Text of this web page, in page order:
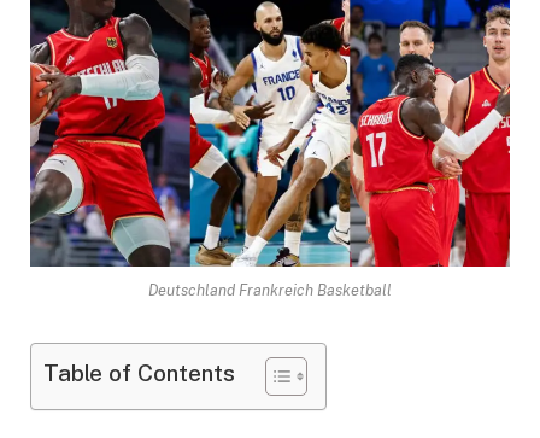
Deutschland Frankreich Basketball
Table of Contents